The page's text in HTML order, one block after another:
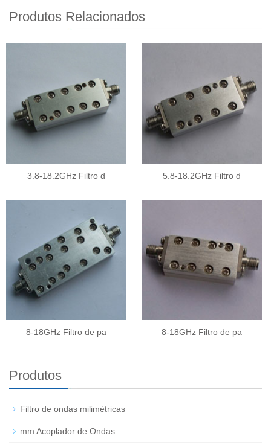
Produtos Relacionados
3.8-18.2GHz Filtro d 5.8-18.2GHz Filtro d
8-18GHz Filtro de pa 8-18GHz Filtro de pa
Produtos
Filtro de ondas milimétricas
mm Acoplador de Ondas